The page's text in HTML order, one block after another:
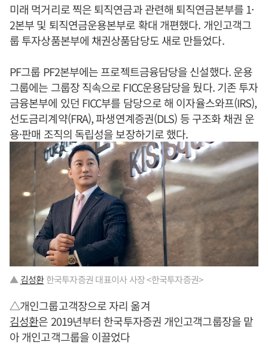
미래 먹거리로 찍은 퇴직연금과 관련해 퇴직연금본부를 1·
2본부 및 퇴직연금운용본부로 확대 개편했다. 개인고객그
룹 투자상품본부에 채권상품담당도 새로 만들었다.
PF그룹 PF2본부에는 프로젝트금융담당을 신설했다. 운용
그룹에는 그룹장 직속으로 FICC운용담당을 뒀다. 기존 투자
금융본부에 있던 FICC부를 담당으로 해 이자율스와프(IRS),
선도금리계약(FRA), 파생연계증권(DLS) 등 구조화 채권 운
용·판매 조직의 독립성을 보장하기로 했다.
▲ 김성환한국투자증권 대표이사 사장 <한국투자증권>
△개인그룹고객장으로 자리 옮겨
김성환은 2019년부터 한국투자증권 개인고객그룹장을 맡
아 개인고객그룹을 이끌었다